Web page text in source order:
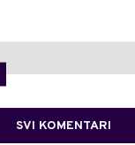
SVI KOMENTARI